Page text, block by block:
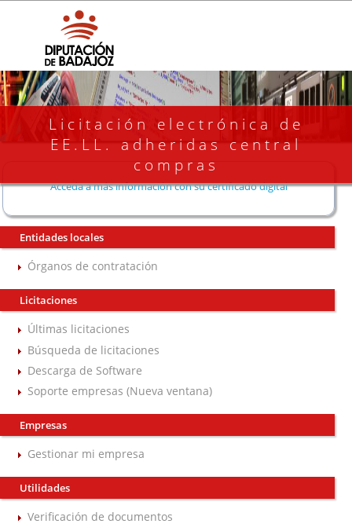
Licitación electrónica de
EE.LL. adheridas central
compras
Acceda a más información con su certificado digital
Entidades locales
Órganos de contratación
Licitaciones
Últimas licitaciones
Búsqueda de licitaciones
Descarga de Software
Soporte empresas (Nueva ventana)
Empresas
Gestionar mi empresa
Utilidades
Verificación de documentos